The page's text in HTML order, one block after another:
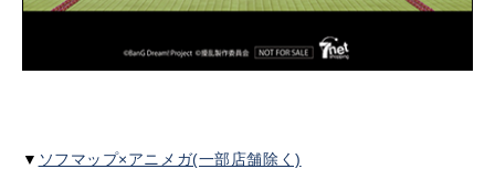
▼ ソフマップ×アニメガ(一部店舗除く)